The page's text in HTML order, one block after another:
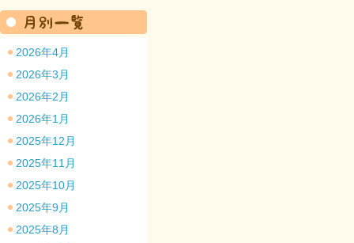
2026年4月
2026年3月
2026年2月
2026年1月
2025年12月
2025年11月
2025年10月
2025年9月
2025年8月